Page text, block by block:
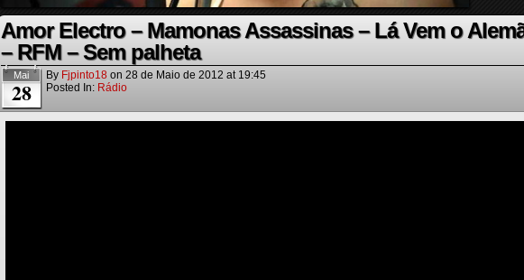
Amor Electro – Mamonas Assassinas – Lá Vem o
– RFM – Sem palheta
Mai
28
By Fjpinto18 on 28 de Maio de 2012 at 19:45
Posted In: Rádio